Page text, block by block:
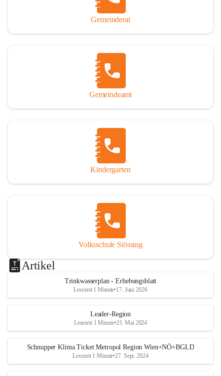
Gemeinderat
Gemeindeamt
Kindergarten
Volksschule Stössing
Artikel
Trinkwasserplan - Erhebungsblatt
Lesezeit 1 Minute•17. Juni 2026
Leader-Region
Lesezeit 1 Minute•21. Mai 2024
Schnupper Klima Ticket Metropol Region Wien+NÖ+BGLD
Lesezeit 1 Minute•27. Sept. 2024